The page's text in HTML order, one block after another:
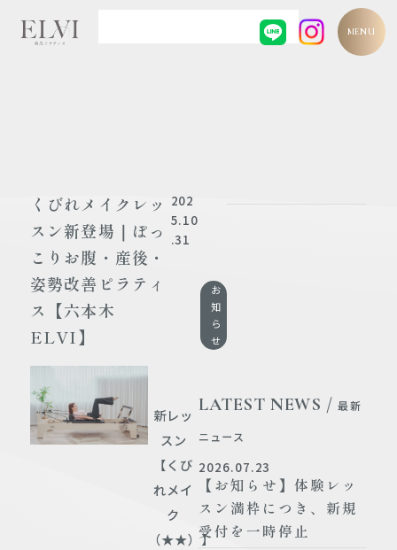
MENU
くびれメイクレッ
スン新登場｜ぽっ
こりお腹・産後・
姿勢改善ピラティ
ス【六本木
ELVI】
202
5.10
.31
お
知
ら
せ
新レッ
スン
【くび
れメイ
ク
（★★）】
LATEST NEWS /最新
ニュース
2026.07.23
【お知らせ】体験レッ
スン満枠につき、新規
受付を一時停止